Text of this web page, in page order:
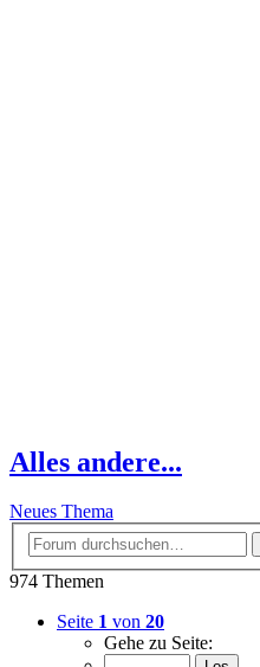
Alles andere...
Neues Thema
974 Themen
Seite 1 von 20
Gehe zu Seite: